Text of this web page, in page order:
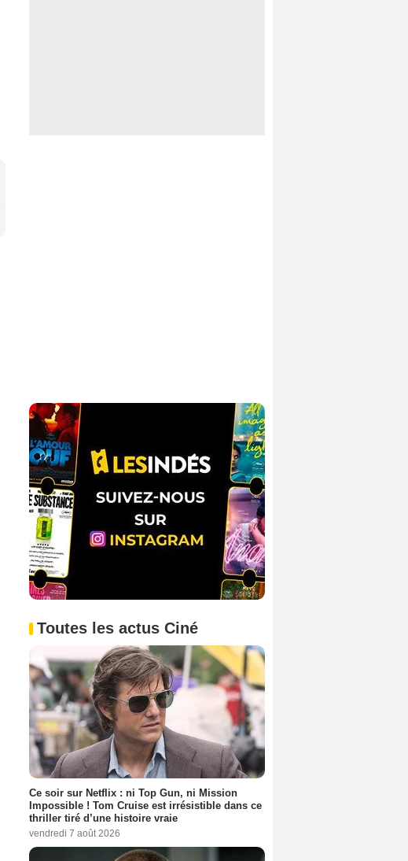
Toutes les actus Ciné
Ce soir sur Netflix : ni Top Gun, ni Mission
Impossible ! Tom Cruise est irrésistible dans ce
thriller tiré d’une histoire vraie
vendredi 7 août 2026